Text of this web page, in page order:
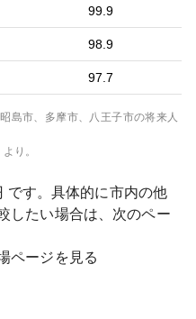
99.9
98.9
97.7
島市、多摩市、八王子市の将来人
り。
です。具体的に市内の他
したい場合は、次のペー
ページを見る